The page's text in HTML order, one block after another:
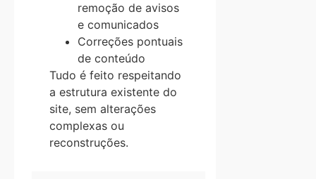
remoção de avisos
e comunicados
Correções pontuais
de conteúdo
Tudo é feito respeitando
a estrutura existente do
site, sem alterações
complexas ou
reconstruções.